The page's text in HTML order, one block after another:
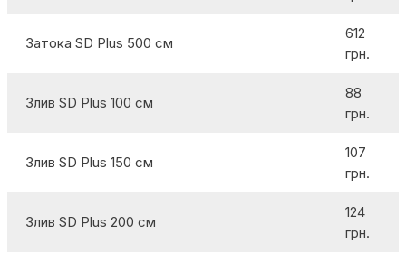
Затока SD Plus 500 см
612
грн.
Злив SD Plus 100 см
88
грн.
Злив SD Plus 150 см
107
грн.
Злив SD Plus 200 см
124
грн.